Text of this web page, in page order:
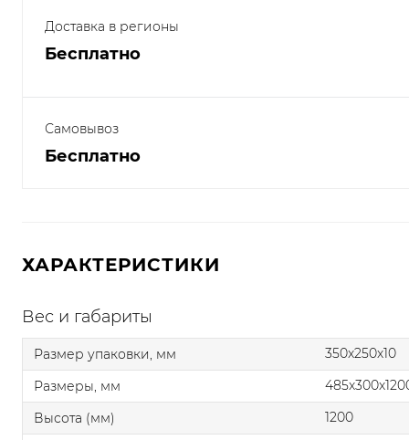
Доставка в регионы
Бесплатно
Самовывоз
Бесплатно
ХАРАКТЕРИСТИКИ
Вес и габариты
Размер упаковки, мм
350x250x10
Размеры, мм
Высота (мм)
1200